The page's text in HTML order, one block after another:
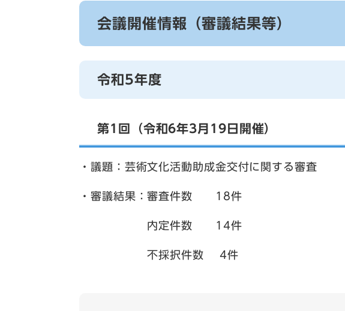
会議開催情報（審議結果等）
令和5年度
第1回（令和6年3月19日開催）
・議題：芸術文化活動助成金交付に関する審査
・審議結果：審査件数 18件
内定件数 14件
不採択件数 4件